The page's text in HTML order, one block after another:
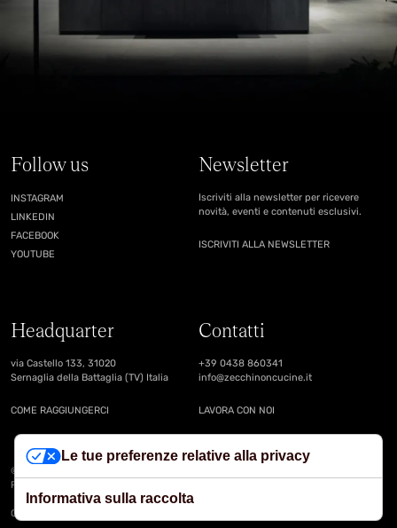
Follow us
INSTAGRAM
LINKEDIN
FACEBOOK
YOUTUBE
Newsletter
Iscriviti alla newsletter per ricevere
novità, eventi e contenuti esclusivi.
ISCRIVITI ALLA NEWSLETTER
Headquarter
via Castello 133, 31020
Sernaglia della Battaglia (TV) Italia
COME RAGGIUNGERCI
Contatti
+39 0438 860341
info@zecchinoncucine.it
LAVORA CON NOI
© Copyright Zecchinon Cucine s.r.l.
P.IVA 00722120268 -
Credits
Le tue preferenze relative alla privacy
Informativa sulla raccolta